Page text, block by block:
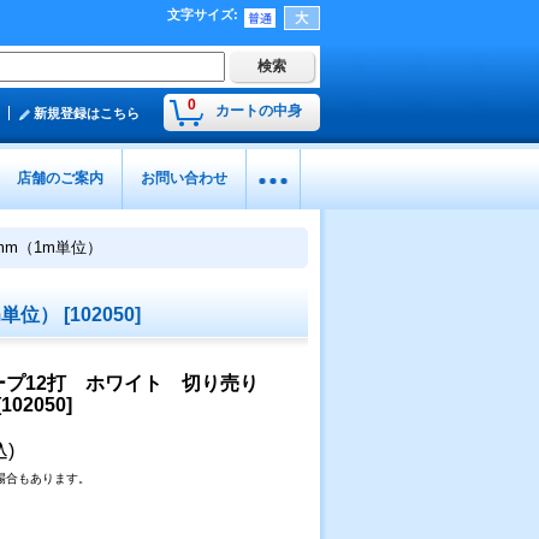
文字サイズ:
0 カートの中身
新規登録はこちら
店舗のご案内 お問い合わせ
（1m単位）
位） [102050]
プ12打 ホワイト 切り売り
102050]
)
もあります。